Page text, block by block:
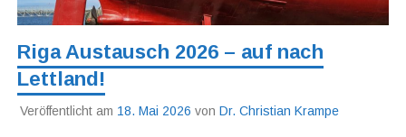
Riga Austausch 2026 – auf nach
Lettland!
Veröffentlicht am 18. Mai 2026 von Dr. Christian Krampe